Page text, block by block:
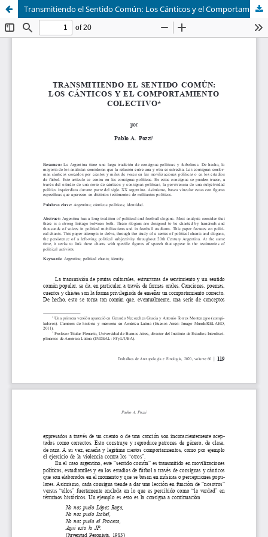
Transmitiendo el Sentido Común: Los Cánticos y el Comportamiento Colectivo